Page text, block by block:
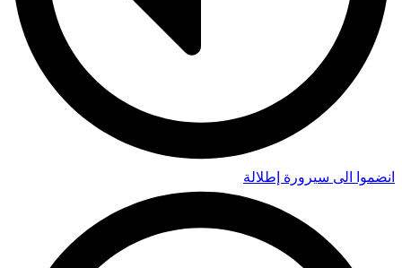
انضموا الى سيرورة إطلالة